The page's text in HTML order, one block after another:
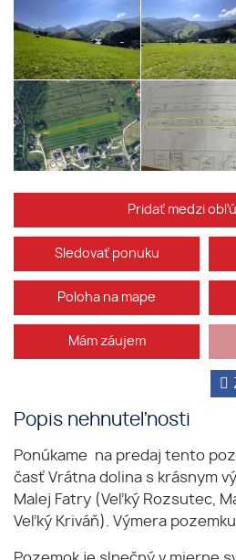
Pridať medzi
Sledovať ponuku
Poloha na mape
Mám záujem
Popis nehnuteľnosti
Ponúkame na predaj tento
časť Vrátna dolina s krásnym
Malej Fatry (Veľký Rozsutec,
Veľký Kriváň). Výmera pozemku